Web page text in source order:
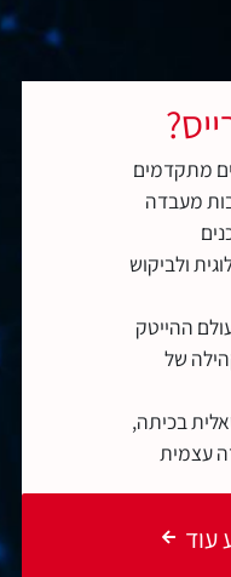
מתקדמים
מעבדה
ולביקוש
ההייטק
עם קהילה של
בכיתה,
עוד